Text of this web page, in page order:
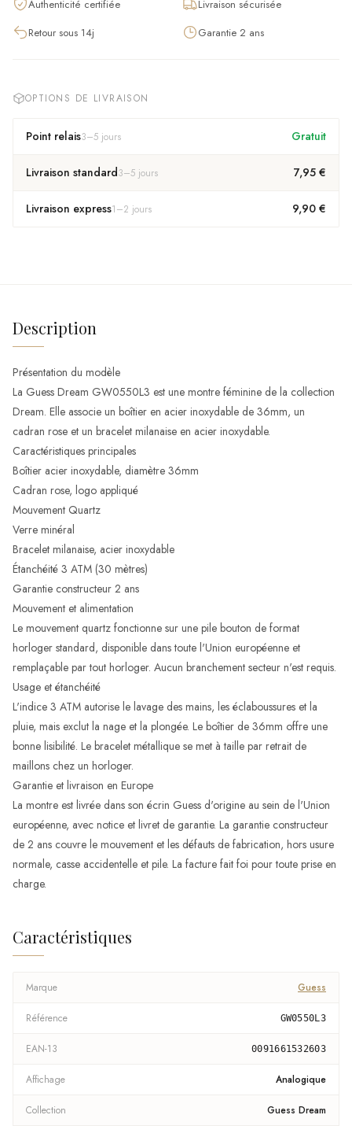
Authenticité certifiée
Livraison sécurisée
Retour sous 14j
Garantie 2 ans
OPTIONS DE LIVRAISON
Point relais3–5 jours Gratuit
Livraison standard3–5 jours 7,95 €
Livraison express1–2 jours 9,90 €
Description
Présentation du modèle
La Guess Dream GW0550L3 est une montre féminine de la collection
Dream. Elle associe un boîtier en acier inoxydable de 36mm, un
cadran rose et un bracelet milanaise en acier inoxydable.
Caractéristiques principales
Boîtier acier inoxydable, diamètre 36mm
Cadran rose, logo appliqué
Mouvement Quartz
Verre minéral
Bracelet milanaise, acier inoxydable
Étanchéité 3 ATM (30 mètres)
Garantie constructeur 2 ans
Mouvement et alimentation
Le mouvement quartz fonctionne sur une pile bouton de format
horloger standard, disponible dans toute l'Union européenne et
remplaçable par tout horloger. Aucun branchement secteur n'est requis.
Usage et étanchéité
L'indice 3 ATM autorise le lavage des mains, les éclaboussures et la
pluie, mais exclut la nage et la plongée. Le boîtier de 36mm offre une
bonne lisibilité. Le bracelet métallique se met à taille par retrait de
maillons chez un horloger.
Garantie et livraison en Europe
La montre est livrée dans son écrin Guess d'origine au sein de l'Union
européenne, avec notice et livret de garantie. La garantie constructeur
de 2 ans couvre le mouvement et les défauts de fabrication, hors usure
normale, casse accidentelle et pile. La facture fait foi pour toute prise en
charge.
Caractéristiques
Marque Guess
Référence GW0550L3
EAN-13 0091661532603
Affichage Analogique
Collection Guess Dream